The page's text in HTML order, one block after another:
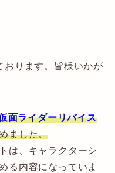
おります。皆様いかが
面ライダーリバイス
ました。
は、キャラクターシ
る内容になっていま